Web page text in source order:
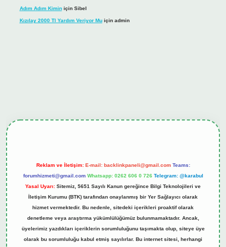
Adım Adım Kiminiçin Sibel
Kızılay 2000 Tl Yardım Veriyor Muiçin admin
Reklam ve İletişim: E-mail: backlinkpaneli@gmail.com Teams:
forumhizmeti@gmail.com Whatsapp: 0262 606 0 726 Telegram: @karabul
Yasal Uyarı: Sitemiz, 5651 Sayılı Kanun gereğince Bilgi Teknolojileri ve
İletişim Kurumu (BTK) tarafından onaylanmış bir Yer Sağlayıcı olarak
hizmet vermektedir. Bu nedenle, sitedeki içerikleri proaktif olarak
denetleme veya araştırma yükümlülüğümüz bulunmamaktadır. Ancak,
üyelerimiz yazdıkları içeriklerin sorumluluğunu taşımakta olup, siteye üye
olarak bu sorumluluğu kabul etmiş sayılırlar. Bu internet sitesi, herhangi